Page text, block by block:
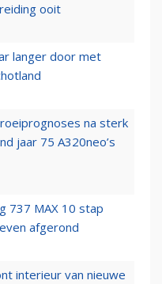
ooit
langer door met
na sterk
jaar 75 A320neo’s
737 MAX 10 stap
afgerond
interieur van nieuwe